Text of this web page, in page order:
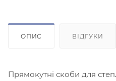
ОПИС ВІДГУКИ
Прямокутні скоби для